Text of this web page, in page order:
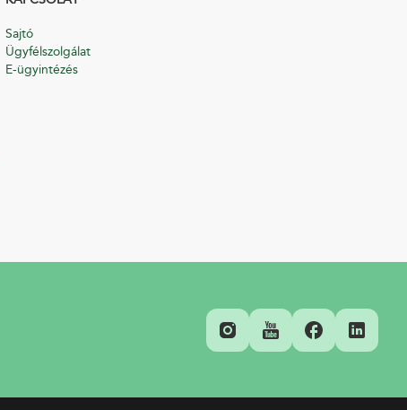
Sajtó
Ügyfélszolgálat
E-ügyintézés